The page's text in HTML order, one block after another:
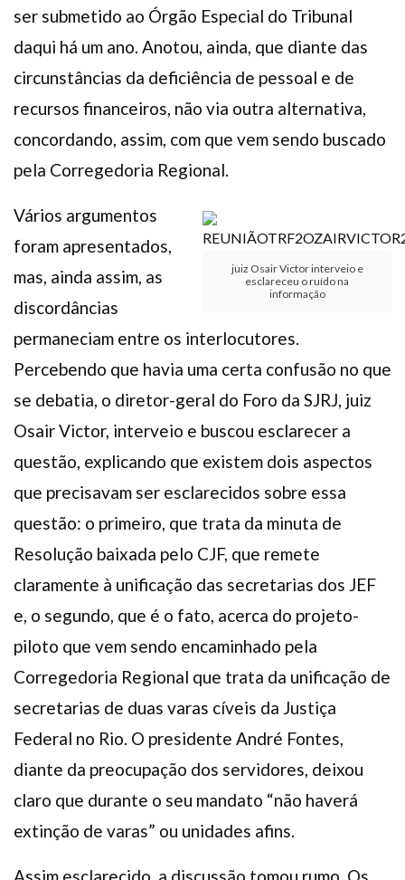
ser submetido ao Órgão Especial do Tribunal
daqui há um ano. Anotou, ainda, que diante das
circunstâncias da deficiência de pessoal e de
recursos financeiros, não via outra alternativa,
concordando, assim, com que vem sendo buscado
pela Corregedoria Regional.
juiz Osair Victor interveio e
esclareceu o ruído na
informação
Vários argumentos
foram apresentados,
mas, ainda assim, as
discordâncias
permaneciam entre os interlocutores.
Percebendo que havia uma certa confusão no que
se debatia, o diretor-geral do Foro da SJRJ, juiz
Osair Victor, interveio e buscou esclarecer a
questão, explicando que existem dois aspectos
que precisavam ser esclarecidos sobre essa
questão: o primeiro, que trata da minuta de
Resolução baixada pelo CJF, que remete
claramente à unificação das secretarias dos JEF
e, o segundo, que é o fato, acerca do projeto-
piloto que vem sendo encaminhado pela
Corregedoria Regional que trata da unificação de
secretarias de duas varas cíveis da Justiça
Federal no Rio. O presidente André Fontes,
diante da preocupação dos servidores, deixou
claro que durante o seu mandato “não haverá
extinção de varas” ou unidades afins.